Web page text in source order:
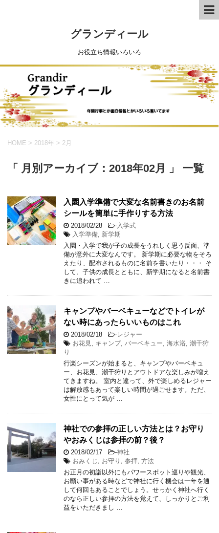
グランディール
お役立ち情報いろいろ
HOME > 2018年 > 2月
「 月別アーカイブ：2018年02月 」 一覧
入園入学準備で大変な名前書きのお名前
シールを簡単に手作りする方法
2018/02/28 -入学式
入学準備, 新学期
入園・入学で我が子の成長をうれしく思う反面、準
備が意外に大変なんです。 新学期に必要な物をそろ
えたり、配布されるものに名前を書いたり・・・ そ
して、子供の成長とともに、新学期になると名前書
きに追われて …
キャンプやバーベキューなどでトイレが
ない時にあったらいいものはこれ
2018/02/18 -レジャー
お花見, キャンプ, バーベキュー, 海水浴, 潮干狩
り
行楽シーズンが始まると、キャンプやバーベキュ
ー、お花見、潮干狩りとアウトドアな楽しみが増え
てきますね。 室内と違って、外で楽しめるレジャー
は解放感もあって楽しい時間が過ごせます。ただ、
女性にとって気が …
神社での参拝の正しい方法とは？お守り
やおみくじは参拝の前？後？
2018/02/17 -神社
おみくじ , お守り , 参拝, 方法
お正月の初詣以外にもパワースポット巡りや観光、
お願い事がある時などで神社に行く機会は一年を通
して何回もあることでしょう。せっかく神社へ行く
のなら正しい参拝の方法を覚えて、しっかりとご利
益をいただきまし …